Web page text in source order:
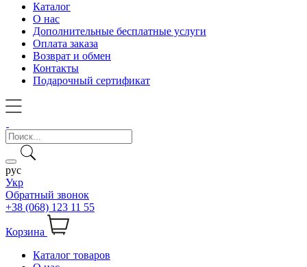
Каталог
О нас
Дополнительные бесплатные услуги
Оплата заказа
Возврат и обмен
Контакты
Подарочный сертификат
рус
Укр
Обратный звонок
+38 (068) 123 11 55
Корзина
Каталог товаров